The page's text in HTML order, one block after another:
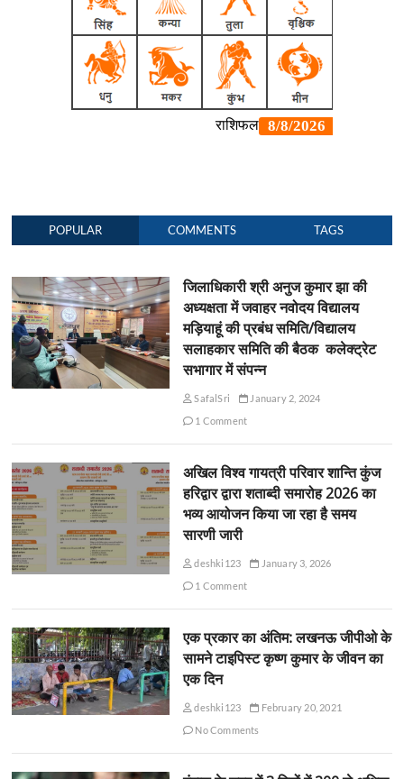
POPULAR COMMENTS TAGS
जिलाधिकारी श्री अनुज कुमार झा की
अध्यक्षता में जवाहर नवोदय विद्यालय
मड़ियाहूं की प्रबंध समिति/विद्यालय
सलाहकार समिति की बैठक कलेक्ट्रेट
सभागार में संपन्न
SafalSri
January 2, 2024
1 Comment
अखिल विश्व गायत्री परिवार शान्ति कुंज
हरिद्वार द्वारा शताब्दी समारोह 2026 का
भव्य आयोजन किया जा रहा है समय
सारणी जारी
deshki123
January 3, 2026
1 Comment
एक प्रकार का अंतिम: लखनऊ जीपीओ के
सामने टाइपिस्ट कृष्ण कुमार के जीवन का
एक दिन
deshki123
February 20, 2021
No Comments